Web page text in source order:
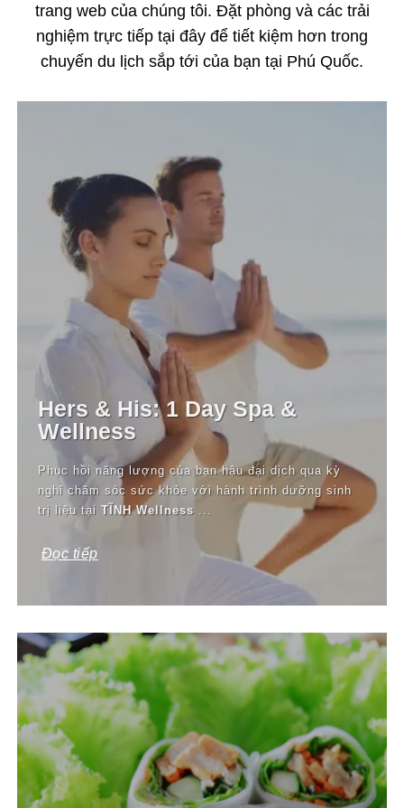
trang web của chúng tôi. Đặt phòng và các trải
nghiệm trực tiếp tại đây để tiết kiệm hơn trong
chuyến du lịch sắp tới của bạn tại Phú Quốc.
Hers & His: 1 Day Spa &
Wellness
Phục hồi năng lượng của bạn hậu đại dịch qua kỳ
nghỉ chăm sóc sức khỏe với hành trình dưỡng sinh
trị liệu tạiTĨNH Wellness
Đọc tiếp